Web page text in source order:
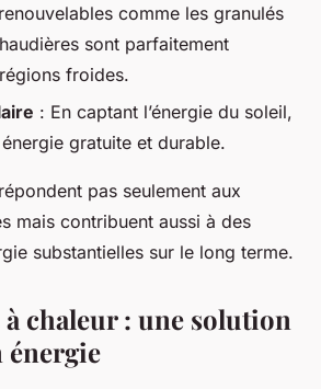
comme les granulés
sont parfaitement
froides.
: En captant l’énergie du soleil,
gratuite et durable.
pas seulement aux
mais contribuent aussi à des
substantielles sur le long terme.
à chaleur : une solution
énergie